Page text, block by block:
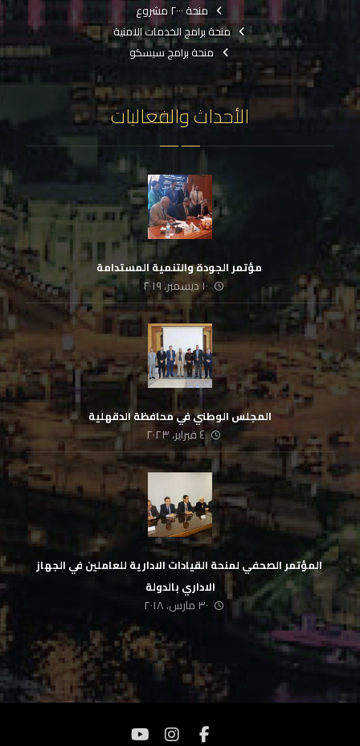
منحة ٢٠٠٠ مشروع
منحة برامج الخدمات الامنية
منحة برامج سيسكو
الأحداث والفعاليات
‏ مؤتمر الجودة والتنمية المستدامة
١٠ ديسمبر، ٢٠١٩
المجلس الوطني في محافظة الدقهلية
٤ فبراير، ٢٠٢٣
‏ المؤتمر الصحفي لمنحة القيادات الادارية للعاملين في الجهاز
الاداري بالدولة
٣٠ مارس، ٢٠١٨